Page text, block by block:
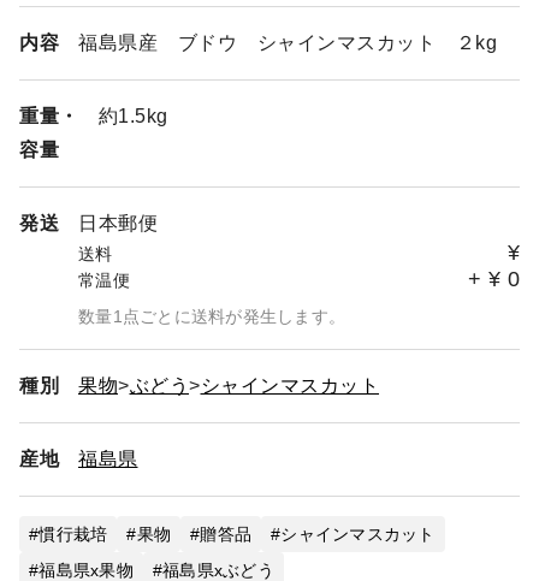
内容 福島県産 ブドウ シャインマスカット ２kg
重量・
容量
約1.5kg
発送 日本郵便
送料 ¥
常温便 + ¥ 0
数量1点ごとに送料が発生します。
種別 果物 ぶどう シャインマスカット
産地 福島県
慣行栽培 果物 贈答品
シャインマスカット
福島県x果物
福島県xぶどう